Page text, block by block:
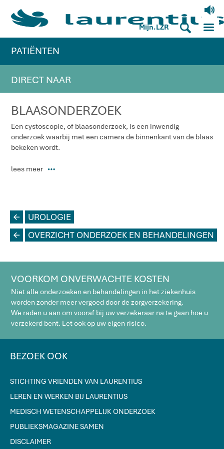
V
Mijn.LZR S M
PATIËNTEN
DIRECT NAAR
BLAASONDERZOEK
Een cystoscopie, of blaasonderzoek, is een inwendig
onderzoek waarbij met een camera de binnenkant van de blaas
bekeken wordt.
lees meer P
L UROLOGIE
L OVERZICHT ONDERZOEK EN BEHANDELINGEN
VOORKOM ONVERWACHTE KOSTEN
Niet alle onderzoeken en behandelingen in het ziekenhuis
worden zonder meer vergoed door de zorgverzekering.
We raden u aan om vooraf bij uw verzekeraar na te gaan hoe u
verzekerd bent. Let ook op uw eigen risico.
BEZOEK OOK
STICHTING VRIENDEN VAN LAURENTIUS
LEREN EN WERKEN BIJ LAURENTIUS
MEDISCH WETENSCHAPPELIJK ONDERZOEK
PUBLIEKSMAGAZINE SAMEN
DISCLAIMER